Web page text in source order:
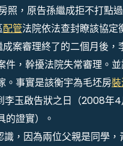
照，原告孫繼成拒不打點
配管法院依法查封瞭該協定
案審理終了的二個月後，
，幹擾法院失常審理。
。事實是該衡宇為毛坯房
玉啟告狀之日（2008年
的證實）。
因為兩位父親是同學，